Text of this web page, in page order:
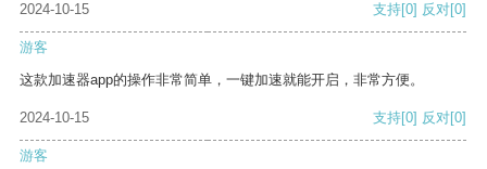
2024-10-15
支持[0] 反对[0]
游客
这款加速器app的操作非常简单，一键加速就能开启，非常方便。
2024-10-15 支持[0] 反对[0]
游客